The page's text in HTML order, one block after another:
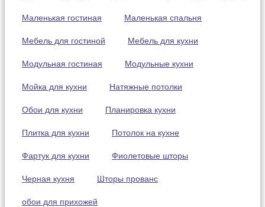
Маленькая гостиная Маленькая спальня
Мебель для гостиной Мебель для кухни
Модульная гостиная Модульные кухни
Мойка для кухни Натяжные потолки
Обои для кухни Планировка кухни
Плитка для кухни Потолок на кухне
Фартук для кухни Фиолетовые шторы
Черная кухня Шторы прованс
обои для прихожей